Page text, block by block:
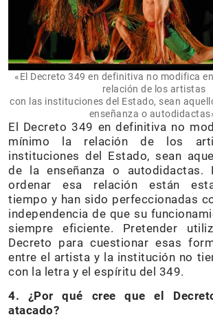
«El Decreto 349 en definitiva no modifica
relación de los artistas
con las instituciones del Estado, sean
enseñanza o
El Decreto 349 en definitiva no
mínimo la relación de los
instituciones del Estado, sean
de la enseñanza o autodidactas.
ordenar esa relación están
tiempo y han sido perfeccionadas
independencia de que su
siempre eficiente. Pretender
Decreto para cuestionar esas
entre el artista y la institución no
con la letra y el espíritu del 349.
4. ¿Por qué cree que el
atacado?